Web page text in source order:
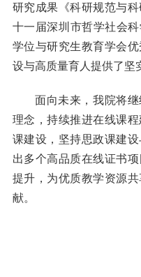
研究成果《科研规范与
十一届深圳市哲学社会
学位与研究生教育学会
设与高质量育人提供了坚
面向未来，我院将
理念，持续推进在线课
课建设，坚持思政课建
出多个高品质在线证书
提升，为优质教学资源
献。